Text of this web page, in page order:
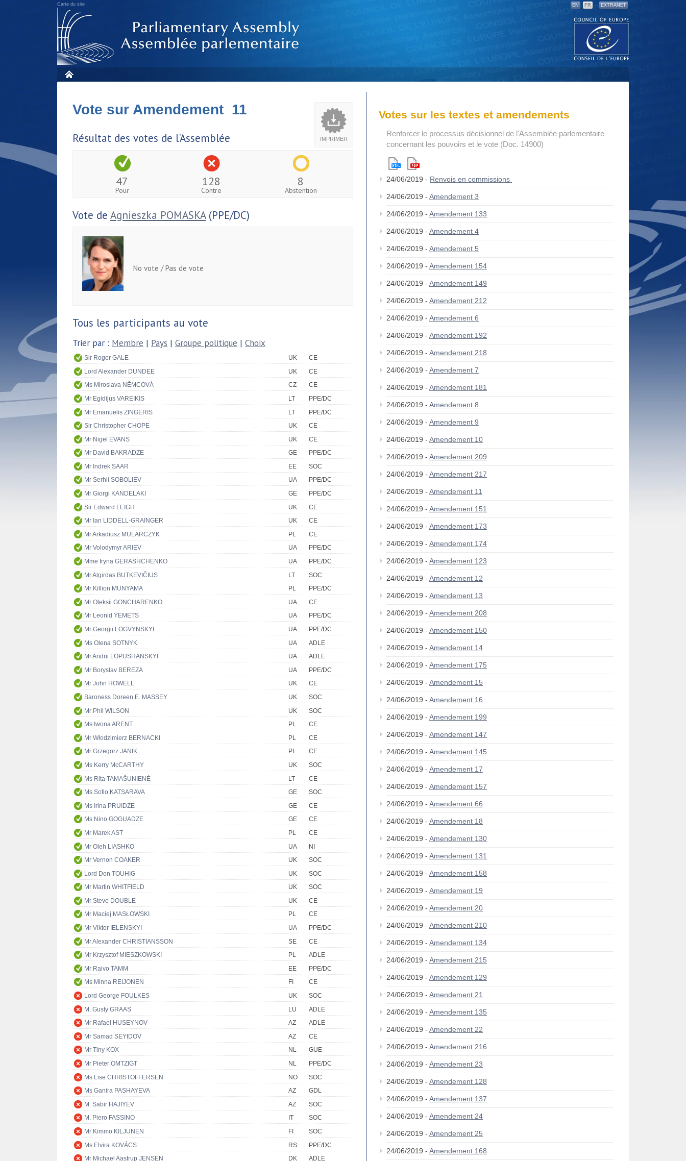
Carte du site EN FR EXTRANET
IMPRIMER
Vote sur Amendement 11
Résultat des votes de l'Assemblée
47
Pour
128
Contre
8
Abstention
Vote de Agnieszka POMASKA(PPE/DC)
No vote / Pas de vote
Tous les participants au vote
Trier par : Membre | Pays | Groupe politique | Choix
Sir Roger GALE UK
CE
Lord Alexander DUNDEE
UK
CE
Ms Miroslava NĚMCOVÁ
CZ
CE
Mr Egidijus VAREIKIS
LT
PPE/DC
Mr Emanuelis ZINGERIS
LT
PPE/DC
Sir Christopher CHOPE
UK
CE
Mr Nigel EVANS
UK
CE
Mr David BAKRADZE
GE
PPE/DC
Mr Indrek SAAR
EE
SOC
Mr Serhii SOBOLIEV
UA
PPE/DC
Mr Giorgi KANDELAKI
GE
PPE/DC
Sir Edward LEIGH
UK
CE
Mr Ian LIDDELL-GRAINGER
UK
CE
Mr Arkadiusz MULARCZYK
PL
CE
Mr Volodymyr ARIEV
UA
PPE/DC
Mme Iryna GERASHCHENKO
UA
PPE/DC
Mr Algirdas BUTKEVIČIUS
LT
SOC
Mr Killion MUNYAMA
PL
PPE/DC
Mr Oleksii GONCHARENKO
UA
CE
Mr Leonid YEMETS
UA
PPE/DC
Mr Georgii LOGVYNSKYI
UA
PPE/DC
Ms Olena SOTNYK
UA
ADLE
Mr Andrii LOPUSHANSKYI
UA
ADLE
Mr Boryslav BEREZA
UA
PPE/DC
Mr John HOWELL
UK
CE
Baroness Doreen E. MASSEY
UK
SOC
Mr Phil WILSON
UK
SOC
Ms Iwona ARENT
PL
CE
Mr Włodzimierz BERNACKI
PL
CE
Mr Grzegorz JANIK
PL
CE
Ms Kerry McCARTHY
UK
SOC
Ms Rita TAMAŠUNIENĖ
LT
CE
Ms Sofio KATSARAVA
GE
SOC
Ms Irina PRUIDZE
GE
CE
Ms Nino GOGUADZE
GE
CE
Mr Marek AST
PL
CE
Mr Oleh LIASHKO
UA
NI
Mr Vernon COAKER
UK
SOC
Lord Don TOUHIG
UK
SOC
Mr Martin WHITFIELD
UK
SOC
Mr Steve DOUBLE
UK
CE
Mr Maciej MASŁOWSKI
PL
CE
Mr Viktor IELENSKYI
UA
PPE/DC
Mr Alexander CHRISTIANSSON
SE
CE
Mr Krzysztof MIESZKOWSKI
PL
ADLE
Mr Raivo TAMM
EE
PPE/DC
Ms Minna REIJONEN
FI
CE
Lord George FOULKES
UK
SOC
M. Gusty GRAAS
LU
ADLE
Mr Rafael HUSEYNOV
AZ
ADLE
Mr Samad SEYIDOV
AZ
CE
Mr Tiny KOX
NL
GUE
Mr Pieter OMTZIGT
NL
PPE/DC
Ms Lise CHRISTOFFERSEN
NO
SOC
Ms Ganira PASHAYEVA
AZ
GDL
M. Sabir HAJIYEV
AZ
SOC
M. Piero FASSINO
IT
SOC
Mr Kimmo KILJUNEN
FI
SOC
Ms Elvira KOVÁCS
RS
PPE/DC
Mr Michael Aastrup JENSEN
DK
ADLE
Votes sur les textes et amendements
Renforcer le processus décisionnel de l'Assemblée parlementaire
concernant les pouvoirs et le vote (Doc. 14900)
24/06/2019 - Renvois en commissions
24/06/2019 - Amendement 3
24/06/2019 - Amendement 133
24/06/2019 - Amendement 4
24/06/2019 - Amendement 5
24/06/2019 - Amendement 154
24/06/2019 - Amendement 149
24/06/2019 - Amendement 212
24/06/2019 - Amendement 6
24/06/2019 - Amendement 192
24/06/2019 - Amendement 218
24/06/2019 - Amendement 7
24/06/2019 - Amendement 181
24/06/2019 - Amendement 8
24/06/2019 - Amendement 9
24/06/2019 - Amendement 10
24/06/2019 - Amendement 209
24/06/2019 - Amendement 217
24/06/2019 - Amendement 11
24/06/2019 - Amendement 151
24/06/2019 - Amendement 173
24/06/2019 - Amendement 174
24/06/2019 - Amendement 123
24/06/2019 - Amendement 12
24/06/2019 - Amendement 13
24/06/2019 - Amendement 208
24/06/2019 - Amendement 150
24/06/2019 - Amendement 14
24/06/2019 - Amendement 175
24/06/2019 - Amendement 15
24/06/2019 - Amendement 16
24/06/2019 - Amendement 199
24/06/2019 - Amendement 147
24/06/2019 - Amendement 145
24/06/2019 - Amendement 17
24/06/2019 - Amendement 157
24/06/2019 - Amendement 66
24/06/2019 - Amendement 18
24/06/2019 - Amendement 130
24/06/2019 - Amendement 131
24/06/2019 - Amendement 158
24/06/2019 - Amendement 19
24/06/2019 - Amendement 20
24/06/2019 - Amendement 210
24/06/2019 - Amendement 134
24/06/2019 - Amendement 215
24/06/2019 - Amendement 129
24/06/2019 - Amendement 21
24/06/2019 - Amendement 135
24/06/2019 - Amendement 22
24/06/2019 - Amendement 216
24/06/2019 - Amendement 23
24/06/2019 - Amendement 128
24/06/2019 - Amendement 137
24/06/2019 - Amendement 24
24/06/2019 - Amendement 25
24/06/2019 - Amendement 168